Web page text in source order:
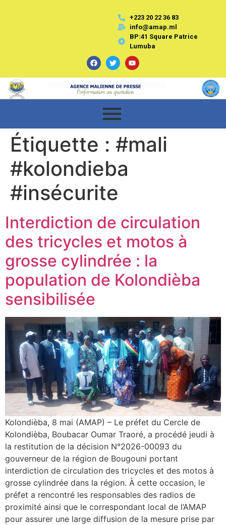
+223 20 22 36 83
info@amap.ml
BP:41 Square Patrice
Lumuba
Étiquette : #mali
#kolondieba
#insécurite
Interdiction de circulation
des tricycles et motos à
grosse cylindrée : la
population de Kolondièba
sensibilisée
Kolondièba, 8 mai (AMAP) – Le préfet du Cercle de
Kolondièba, Boubacar Oumar Traoré, a procédé jeudi à
la restitution de la décision N°2026-00093 du
gouverneur de la région de Bougouni portant
interdiction de circulation des tricycles et des motos à
grosse cylindrée dans la région. À cette occasion, le
préfet a rencontré les responsables des radios de
proximité ainsi que le correspondant local de l’AMAP
pour assurer une large diffusion de la mesure prise par